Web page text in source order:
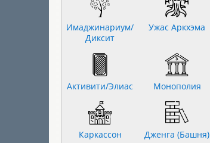
Имаджинариум/
Диксит
Ужас Аркхэма
Активити/Элиас Монополия
Каркассон Дженга (Башня)